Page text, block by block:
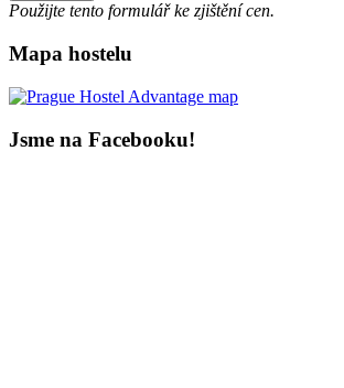
Použijte tento formulář ke zjištění cen.
Mapa hostelu
Jsme na Facebooku!